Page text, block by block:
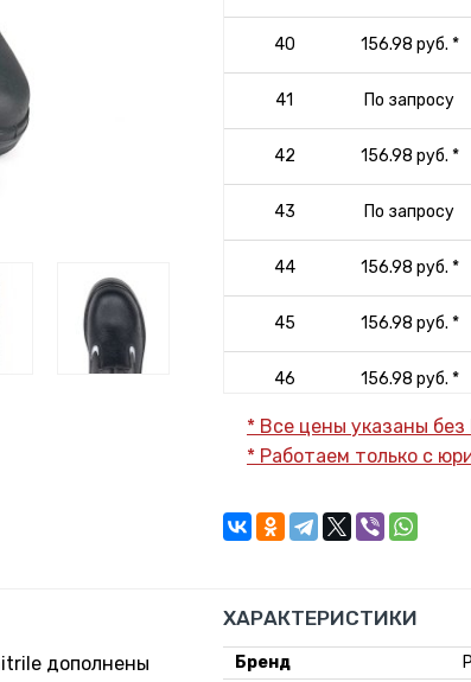
40 156.98 руб. *
41 По запросу
42 156.98 руб. *
43 По запросу
44 156.98 руб. *
45 156.98 руб. *
46 156.98 руб. *
47 156.98 руб. *
* Все цены указаны
* Работаем только с
дополнены
ХАРАКТЕРИСТИКИ
Бренд